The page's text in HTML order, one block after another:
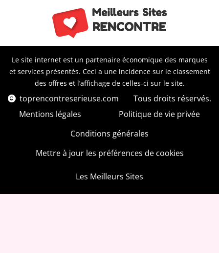
Le site internet est un partenaire économique des marques
et services présentés. Ceci a une incidence sur le classement
des offres et l’affichage de celles-ci sur le site.
toprencontreserieuse.com
Tous droits réservés.
Mentions légales
Politique de vie privée
Conditions générales
Mettre à jour les préférences de cookies
Les Meilleurs Sites